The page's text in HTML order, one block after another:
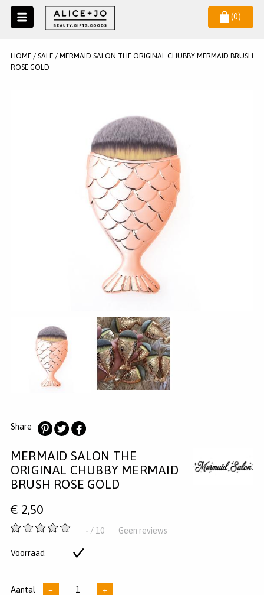
(0)
SALE
KLANTENSERVICE
HOME/ SALE/ MERMAID SALON THE ORIGINAL CHUBBY MERMAID BRUSH
ROSE GOLD
Share
op
Pinterest
op
Twitter
op
Facebook
MERMAID SALON THE
ORIGINAL CHUBBY MERMAID
BRUSH ROSE GOLD
€ 2,50
-
5
- / 10 Geen reviews
Voorraad
Aantal − +
NIEUWSBRIEF
Wil je als eerste op de hoogste zijn van het laatste nieuws en
AANMELDEN